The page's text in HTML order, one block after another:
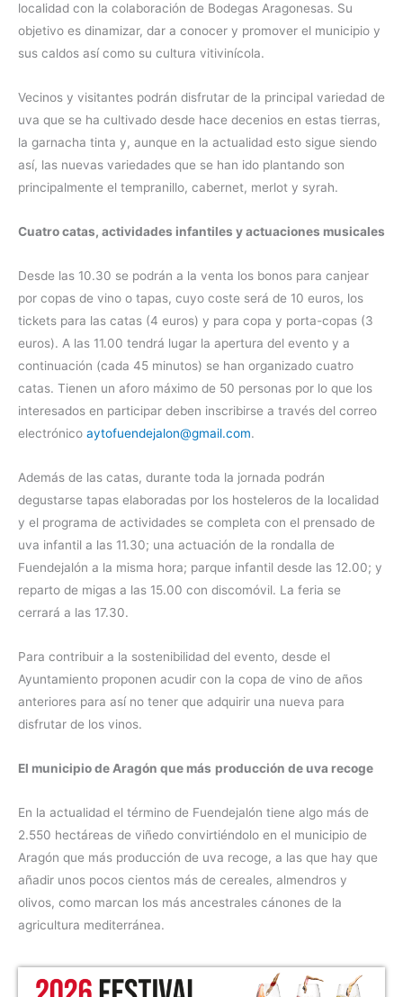
localidad con la colaboración de Bodegas Aragonesas. Su
objetivo es dinamizar, dar a conocer y promover el municipio y
sus caldos así como su cultura vitivinícola.
Vecinos y visitantes podrán disfrutar de la principal variedad de
uva que se ha cultivado desde hace decenios en estas tierras,
la garnacha tinta y, aunque en la actualidad esto sigue siendo
así, las nuevas variedades que se han ido plantando son
principalmente el tempranillo, cabernet, merlot y syrah.
Cuatro catas, actividades infantiles y actuaciones musicales
Desde las 10.30 se podrán a la venta los bonos para canjear
por copas de vino o tapas, cuyo coste será de 10 euros, los
tickets para las catas (4 euros) y para copa y porta-copas (3
euros). A las 11.00 tendrá lugar la apertura del evento y a
continuación (cada 45 minutos) se han organizado cuatro
catas. Tienen un aforo máximo de 50 personas por lo que los
interesados en participar deben inscribirse a través del correo
electrónico aytofuendejalon@gmail.com.
Además de las catas, durante toda la jornada podrán
degustarse tapas elaboradas por los hosteleros de la localidad
y el programa de actividades se completa con el prensado de
uva infantil a las 11.30; una actuación de la rondalla de
Fuendejalón a la misma hora; parque infantil desde las 12.00; y
reparto de migas a las 15.00 con discomóvil. La feria se
cerrará a las 17.30.
Para contribuir a la sostenibilidad del evento, desde el
Ayuntamiento proponen acudir con la copa de vino de años
anteriores para así no tener que adquirir una nueva para
disfrutar de los vinos.
El municipio de Aragón que más producción de uva recoge
En la actualidad el término de Fuendejalón tiene algo más de
2.550 hectáreas de viñedo convirtiéndolo en el municipio de
Aragón que más producción de uva recoge, a las que hay que
añadir unos pocos cientos más de cereales, almendros y
olivos, como marcan los más ancestrales cánones de la
agricultura mediterránea.